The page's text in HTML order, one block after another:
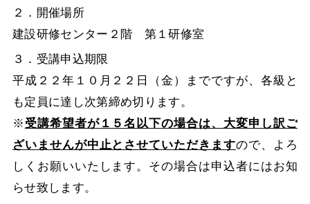
２．開催場所
建設研修センター２階 第１研修室
３．受講申込期限
平成２２年１０月２２日（金）までですが、各級と
も定員に達し次第締め切ります。
※ 受講希望者が１５名以下の場合は、大変申し訳ご
ざいませんが中止とさせていただきますので、よろ
しくお願いいたします。その場合は申込者にはお知
らせ致します。